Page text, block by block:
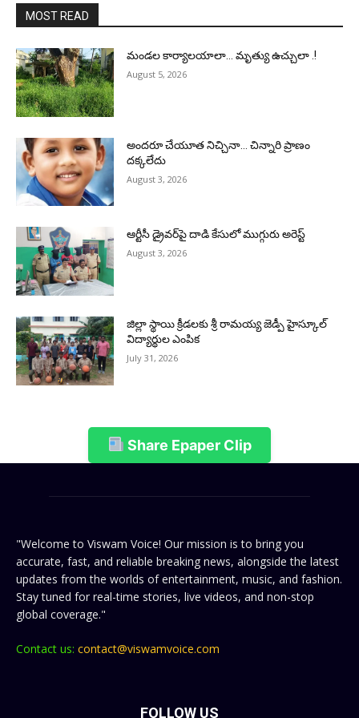
MOST READ
మండల కార్యాలయాలా… మృత్యు ఉచ్చులా .!
August 5, 2026
అందరూ చేయూత నిచ్చినా… చిన్నారి ప్రాణం
దక్కలేదు
August 3, 2026
ఆర్టీసీ డ్రైవర్‌పై దాడి కేసులో ముగ్గురు అరెస్ట్
August 3, 2026
జిల్లా స్థాయి క్రీడలకు శ్రీ రామయ్య జెడ్పీ హైస్కూల్
విద్యార్థుల ఎంపిక
July 31, 2026
Share Epaper Clip
"Welcome to Viswam Voice! Our mission is to bring you
accurate, fast, and reliable breaking news, alongside the latest
updates from the worlds of entertainment, music, and fashion.
Stay tuned for real-time stories, live videos, and non-stop
global coverage."
Contact us: contact@viswamvoice.com
FOLLOW US